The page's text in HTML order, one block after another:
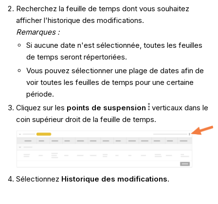
Recherchez la feuille de temps dont vous souhaitez
afficher l'historique des modifications.
Remarques :
Si aucune date n'est sélectionnée, toutes les feuilles
de temps seront répertoriées.
Vous pouvez sélectionner une plage de dates afin de
voir toutes les feuilles de temps pour une certaine
période.
Cliquez sur les points de suspension verticaux dans le
coin supérieur droit de la feuille de temps.
Sélectionnez Historique des modifications.